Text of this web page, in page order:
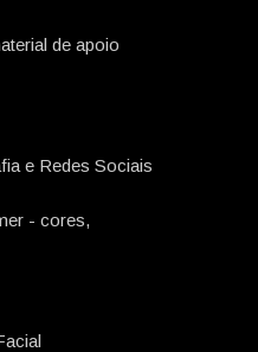
de apoio
e Redes Sociais
- cores,